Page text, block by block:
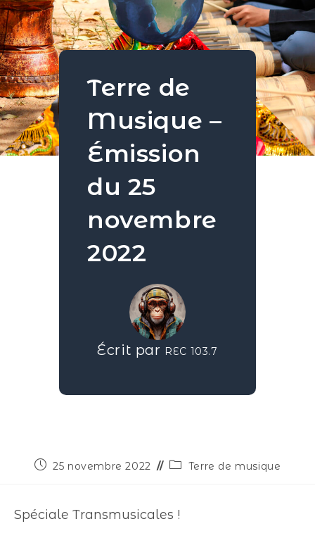
Terre de
Musique –
Émission
du 25
novembre
2022
Écrit par REC 103.7
25 novembre 2022 Terre de musique
Spéciale Transmusicales !